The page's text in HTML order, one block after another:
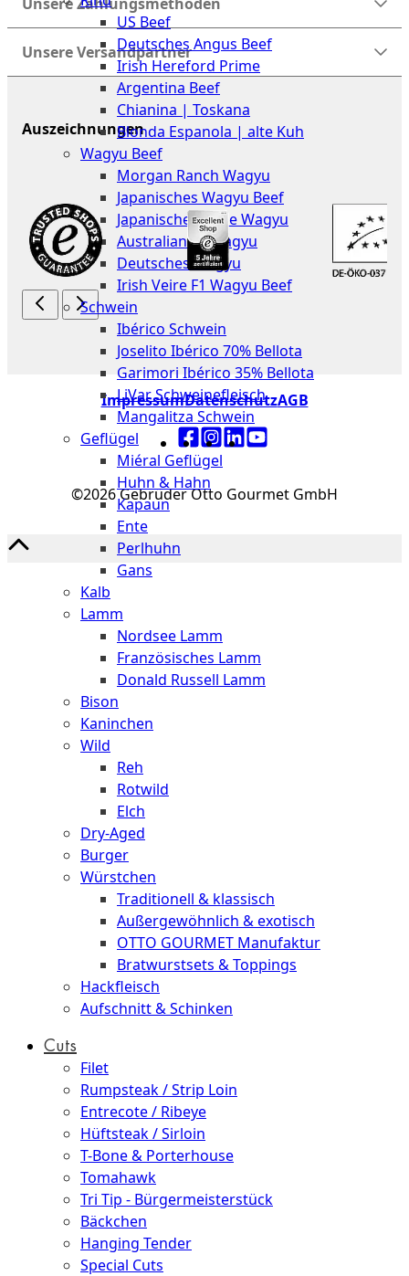
Club
Stuttgart
US Beef
Deutsches Angus Beef
Irish Hereford Prime
Argentina Beef
Chianina | Toskana
Blonda Espanola | alte Kuh
Wagyu Beef
Morgan Ranch Wagyu
Japanisches Wagyu Beef
Japanisches Kobe Wagyu
Australian F1 Wagyu
Deutsches Wagyu
Irish Veire F1 Wagyu Beef
Schwein
Ibérico Schwein
Joselito Ibérico 70% Bellota
Garimori Ibérico 35% Bellota
LiVar Schweinefleisch
Mangalitza Schwein
Geflügel
Miéral Geflügel
Huhn & Hahn
Kapaun
Ente
Perlhuhn
Gans
Kalb
Lamm
Nordsee Lamm
Französisches Lamm
Donald Russell Lamm
Bison
Kaninchen
Wild
Reh
Rotwild
Elch
Dry-Aged
Burger
Würstchen
Traditionell & klassisch
Außergewöhnlich & exotisch
OTTO GOURMET Manufaktur
Bratwurstsets & Toppings
Hackfleisch
Aufschnitt & Schinken
Cuts
Filet
Rumpsteak / Strip Loin
Entrecote / Ribeye
Hüftsteak / Sirloin
T-Bone & Porterhouse
Tomahawk
Tri Tip - Bürgermeisterstück
Bäckchen
Hanging Tender
Special Cuts
Unsere Versandpartner
Auszeichnungen
ImpressumDatenschutzAGB
©2026 Gebrüder Otto Gourmet GmbH